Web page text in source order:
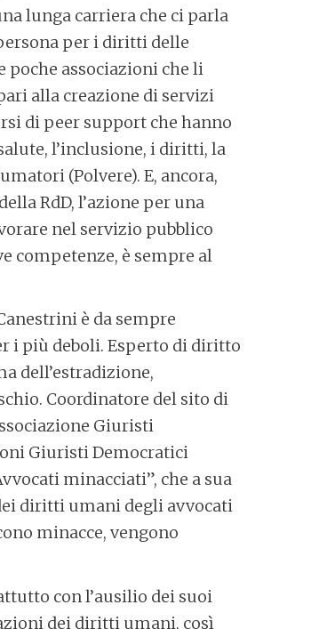
lunga carriera che ci parla
per i diritti delle
poche associazioni che li
alla creazione di servizi
di peer support che hanno
l’inclusione, i diritti, la
(Polvere). E, ancora,
RdD, l’azione per una
nel servizio pubblico
competenze, è sempre al
è da sempre
i più deboli. Esperto di diritto
dell’estradizione,
Coordinatore del sito di
Giuristi
Giuristi Democratici
minacciati”, che a sua
diritti umani degli avvocati
minacce, vengono
con l’ausilio dei suoi
dei diritti umani, così